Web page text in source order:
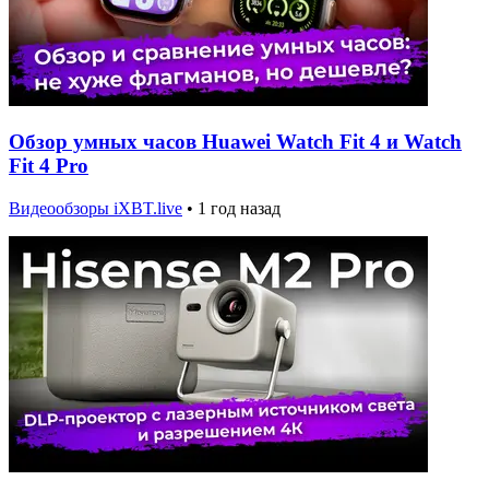
Обзор умных часов Huawei Watch Fit 4 и Watch
Fit 4 Pro
Видеообзоры iXBT.live • 1 год назад